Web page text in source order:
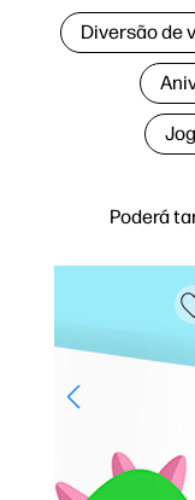
Poderá
Diversão de